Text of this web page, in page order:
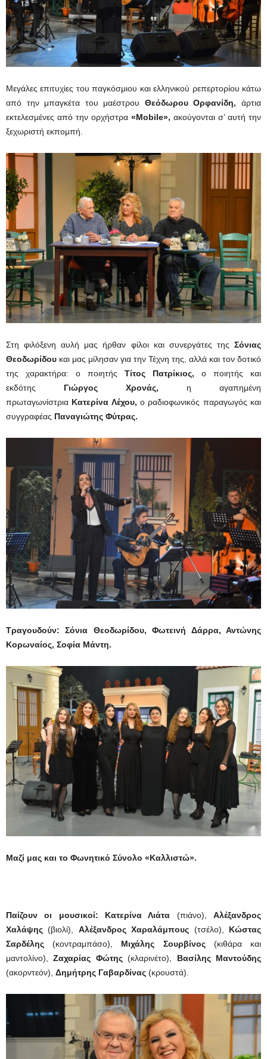
Μεγάλες επιτυχίες του παγκόσμιου και ελληνικού ρεπερτορίου κάτω
από την μπαγκέτα του μαέστρου Θεόδωρου Ορφανίδη,άρτια
εκτελεσμένες από την ορχήστρα «Mobile», ακούγονται σ’ αυτή την
ξεχωριστή εκπομπή.
Στη φιλόξενη αυλή μας ήρθαν φίλοι και συνεργάτες της Σόνιας
Θεοδωρίδου και μας μίλησαν για την Τέχνη της, αλλά και τον δοτικό
της χαρακτήρα: ο ποιητής Τίτος Πατρίκιος, ο ποιητής και
εκδότης Γιώργος Χρονάς, η αγαπημένη
πρωταγωνίστρια Κατερίνα Λέχου,ο ραδιοφωνικός παραγωγός και
συγγραφέας Παναγιώτης Φύτρας.
Τραγουδούν: Σόνια Θεοδωρίδου, Φωτεινή Δάρρα, Αντώνης
Κορωναίος, Σοφία Μάντη.
Μαζί μας και το Φωνητικό Σύνολο «Καλλιστώ».
Παίζουν οι μουσικοί: Κατερίνα Λιάτα (πιάνο),Αλέξανδρος
Χαλάψης(βιολί), Αλέξανδρος Χαραλάμπους (τσέλο), Κώστας
Σαρδέλης(κοντραμπάσο), Μιχάλης Σουρβίνος (κιθάρα και
μαντολίνο),Ζαχαρίας Φώτης(κλαρινέτο), Βασίλης Μαντούδης
(ακορντεόν), Δημήτρης Γαβαρδίνας (κρουστά).